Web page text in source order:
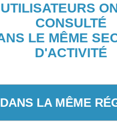
CONSULTÉ
LE MÊME
D'ACTIVITÉ
DANS LA MÊME